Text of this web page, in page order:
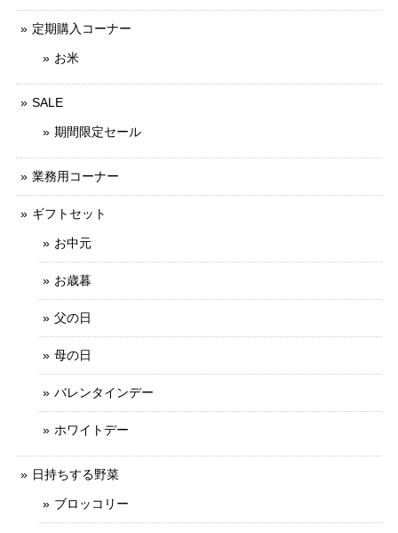
定期購入コーナー
お米
SALE
期間限定セール
業務用コーナー
ギフトセット
お中元
お歳暮
父の日
母の日
バレンタインデー
ホワイトデー
日持ちする野菜
ブロッコリー